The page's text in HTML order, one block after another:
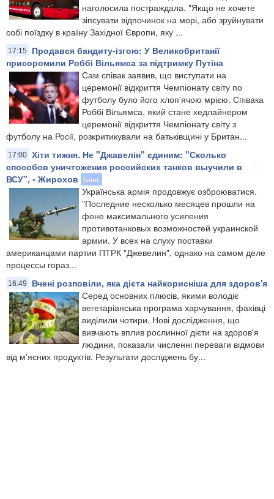
наголосила постраждала. "Якщо не хочете
зіпсувати відпочинок на морі, або зруйнувати
собі поїздку в країну Західної Європи, яку ...
17:15
Продався бандиту-ізгою: У Великобританії
присоромили Роббі Вільямса за підтримку Путіна
Сам співак заявив, що виступати на
церемонії відкриття Чемпіонату світу по
футболу було його хлоп'ячою мрією. Співака
Роббі Вільямса, який стане хедлайнером
церемонії відкриття Чемпіонату світу з
футболу на Росії, розкритикували на батьківщині у Британ...
17:00 Хіти тижня. Не "Джавелін" єдиним: "Сколько
способов уничтожения российских танков выучили в
ВСУ", - Жирохов
Блог
Українська армія продовжує озброюватися.
"Последние несколько месяцев прошли на
фоне максимального усиления
противотанковых возможностей украинской
армии. У всех на слуху поставки
американцами партии ПТРК "Джевелин", однако на самом деле
процессы гораз...
16:49
Вчені розповіли, яка дієта найкорисніша для здоров'я
Серед основних плюсів, якими володіє
вегетаріанська програма харчування, фахівці
виділили чотири. Нові дослідження, що
вивчають вплив рослинної дієти на здоров'я
людини, показали численні переваги відмови
від м'ясних продуктів. Результати досліджень бу...